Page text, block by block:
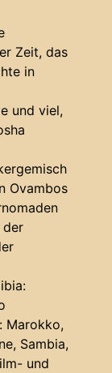
Zeit, das
in
und viel,
Ovambos
der
Marokko,
Sambia,
und